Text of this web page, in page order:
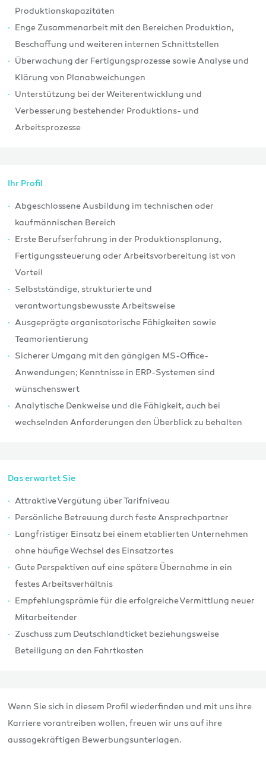
Produktionskapazitäten
Enge Zusammenarbeit mit den Bereichen Produktion,
Beschaffung und weiteren internen Schnittstellen
Überwachung der Fertigungsprozesse sowie Analyse und
Klärung von Planabweichungen
Unterstützung bei der Weiterentwicklung und
Verbesserung bestehender Produktions- und
Arbeitsprozesse
Ihr Profil
Abgeschlossene Ausbildung im technischen oder
kaufmännischen Bereich
Erste Berufserfahrung in der Produktionsplanung,
Fertigungssteuerung oder Arbeitsvorbereitung ist von
Vorteil
Selbstständige, strukturierte und
verantwortungsbewusste Arbeitsweise
Ausgeprägte organisatorische Fähigkeiten sowie
Teamorientierung
Sicherer Umgang mit den gängigen MS-Office-
Anwendungen; Kenntnisse in ERP-Systemen sind
wünschenswert
Analytische Denkweise und die Fähigkeit, auch bei
wechselnden Anforderungen den Überblick zu behalten
Das erwartet Sie
Attraktive Vergütung über Tarifniveau
Persönliche Betreuung durch feste Ansprechpartner
Langfristiger Einsatz bei einem etablierten Unternehmen
ohne häufige Wechsel des Einsatzortes
Gute Perspektiven auf eine spätere Übernahme in ein
festes Arbeitsverhältnis
Empfehlungsprämie für die erfolgreiche Vermittlung neuer
Mitarbeitender
Zuschuss zum Deutschlandticket beziehungsweise
Beteiligung an den Fahrtkosten
Wenn Sie sich in diesem Profil wiederfinden und mit uns ihre
Karriere vorantreiben wollen, freuen wir uns auf ihre
aussagekräftigen Bewerbungsunterlagen.